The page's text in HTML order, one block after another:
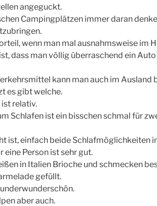
angeguckt.
Campingplätzen immer daran
wenn man mal ausnahmsweise im
dass man völlig überraschend ein
kann man auch im Ausland
es gibt welche.
relativ.
Schlafen ist ein bisschen schmal für
ist, einfach beide Schlafmöglichkeiten
eine Person ist sehr gut.
in Italien Brioche und schmecken
gefüllt.
aber auch.